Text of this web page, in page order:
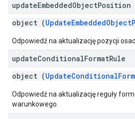
updateEmbeddedObjectPosition
object (
Odpowiedź na aktualizację pozycji
updateConditionalFormatRule
object (
Odpowiedź na aktualizację reguły
warunkowego.